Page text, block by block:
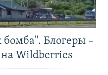
Блогеры –
на Wildberries